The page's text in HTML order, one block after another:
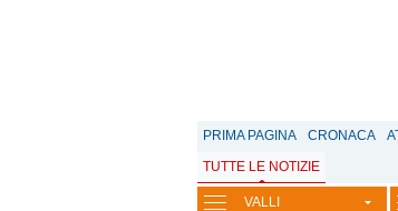
PRIMA PAGINA CRONACA
TUTTE LE NOTIZIE
VALLI